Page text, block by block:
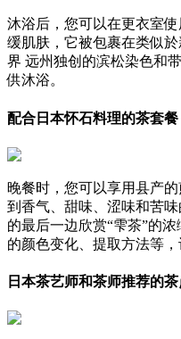
沐浴后，您可以在更衣室
缓肌肤，它被包裹在类似
界 远州独创的滨松染色和
供沐浴。
配合日本怀石料理的茶套餐
晚餐时，您可以享用县产
到香气、甜味、涩味和苦
的最后一边欣赏“雫茶”的
的颜色变化、提取方法等
日本茶艺师和茶师推荐的